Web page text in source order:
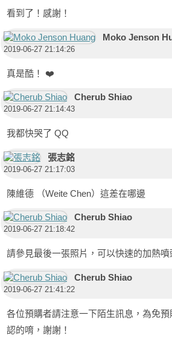
看到了！感謝！
Moko Jenson
2019-06-27 21:14:26
真是酷！ ❤️
Cherub Shiao
2019-06-27 21:14:43
我都快哭了 QQ
張志銘
2019-06-27 21:17:03
陳維德 （Weite Chen）這差在哪邊
Cherub Shiao
2019-06-27 21:18:42
請參見最後一張照片，可以快速的加熱噴
Cherub Shiao
2019-06-27 21:41:22
各位預購者請注意一下陌生訊息，為免
認的唷，謝謝！